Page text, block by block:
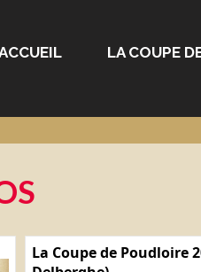
LA COUPE
La Coupe de Poudloire